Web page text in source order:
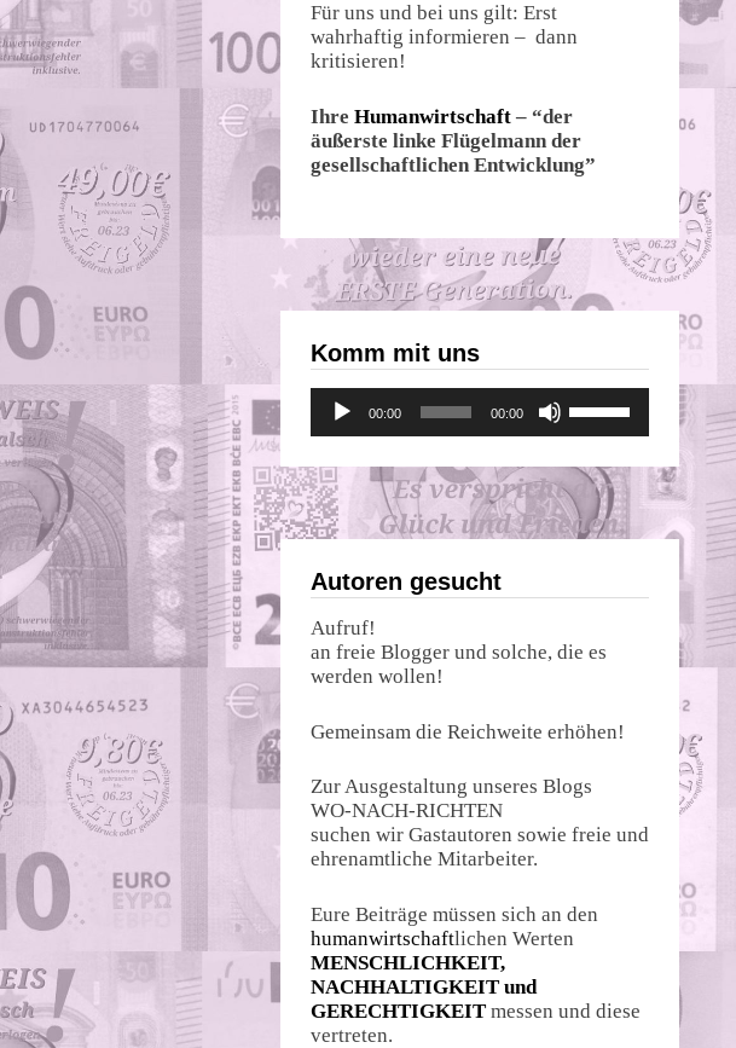
Für uns und bei uns gilt: Erst
wahrhaftig informieren – dann
kritisieren!
Ihre Humanwirtschaft – “der
äußerste linke Flügelmann der
gesellschaftlichen Entwicklung”
Komm mit uns
Audio-
Player
00:00 00:00
Hoch/Runter
um
die
Lautstärke
zu
Autoren gesucht
Aufruf!
an freie Blogger und solche, die es
werden wollen!
Gemeinsam die Reichweite erhöhen!
Zur Ausgestaltung unseres Blogs
WO-NACH-RICHTEN
suchen wir Gastautoren sowie freie und
ehrenamtliche Mitarbeiter.
Eure Beiträge müssen sich an den
humanwirtschaftlichen Werten
MENSCHLICHKEIT,
NACHHALTIGKEIT und
GERECHTIGKEIT messen und diese
vertreten.